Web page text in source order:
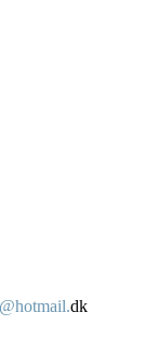
dk